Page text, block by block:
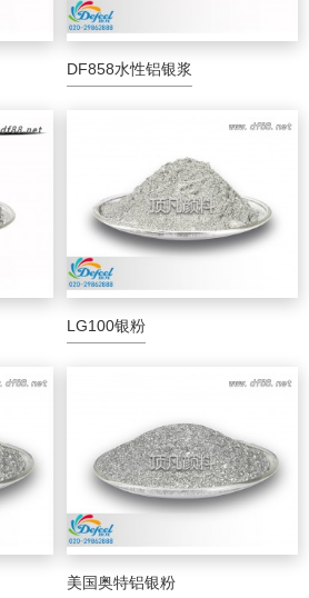
DF858水性铝银浆
LG100银粉
美国奥特铝银粉